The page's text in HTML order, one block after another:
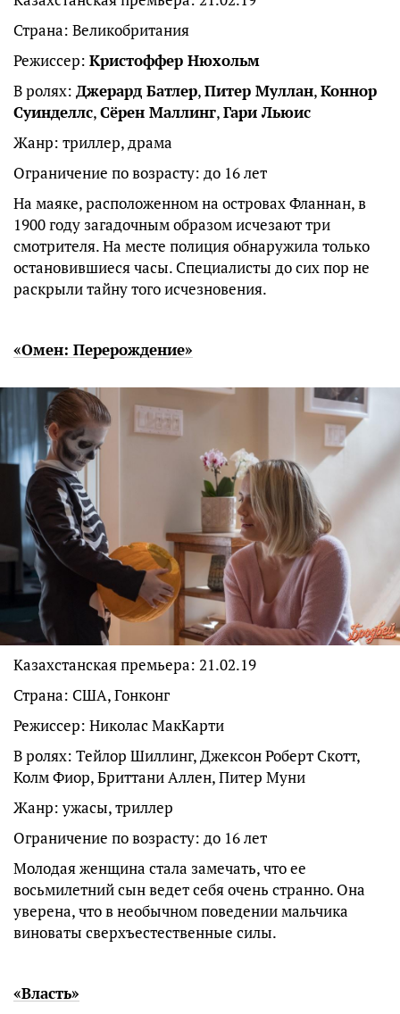
Страна: Великобритания
Режиссер: Кристоффер Нюхольм
В ролях: Джерард Батлер,Питер Муллан,Коннор
Суинделлс,Сёрен Маллинг,Гари Льюис
Жанр: триллер, драма
Ограничение по возрасту: до 16 лет
На маяке, расположенном на островах Фланнан, в
1900 году загадочным образом исчезают три
смотрителя. На месте полиция обнаружила только
остановившиеся часы. Специалисты до сих пор не
раскрыли тайну того исчезновения.
«Омен: Перерождение»
Казахстанская премьера: 21.02.19
Страна: США, Гонконг
Режиссер: Николас МакКарти
В ролях: Тейлор Шиллинг, Джексон Роберт Скотт,
Колм Фиор, Бриттани Аллен, Питер Муни
Жанр: ужасы, триллер
Ограничение по возрасту: до 16 лет
Молодая женщина стала замечать, что ее
восьмилетний сын ведет себя очень странно. Она
уверена, что в необычном поведении мальчика
виноваты сверхъестественные силы.
«Власть»